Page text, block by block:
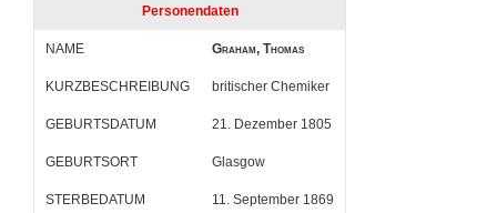
Personendaten
NAME Graham, Thomas
KURZBESCHREIBUNG britischer Chemiker
GEBURTSDATUM 21. Dezember 1805
GEBURTSORT Glasgow
STERBEDATUM 11. September 1869